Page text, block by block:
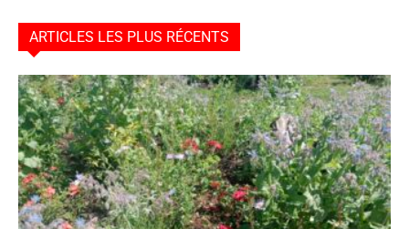
ARTICLES LES PLUS RÉCENTS